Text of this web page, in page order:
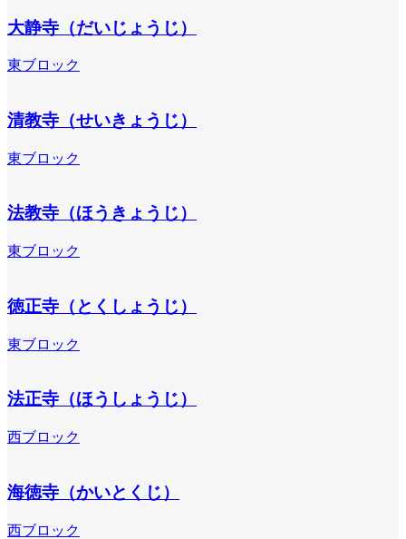
大静寺（だいじょうじ）
東ブロック
清教寺（せいきょうじ）
東ブロック
法教寺（ほうきょうじ）
東ブロック
徳正寺（とくしょうじ）
東ブロック
法正寺（ほうしょうじ）
西ブロック
海徳寺（かいとくじ）
西ブロック